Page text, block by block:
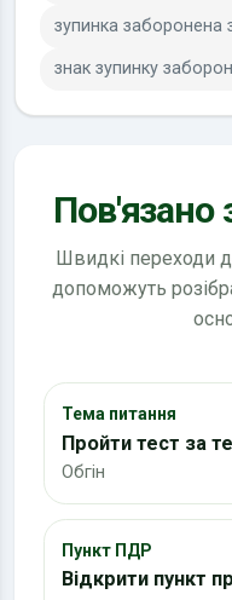
зупинка заборонена
знак зупинку
Пов'язано
Швидкі переходи
допоможуть
Тема питання
Пройти тест за
Обгін
Пункт ПДР
Відкрити пункт